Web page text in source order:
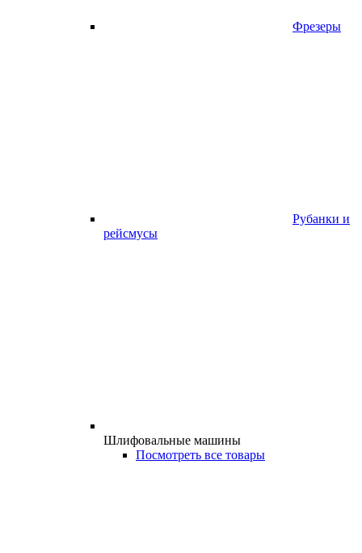
Фрезеры
Рубанки и
рейсмусы
Шлифовальные машины
Посмотреть все товары